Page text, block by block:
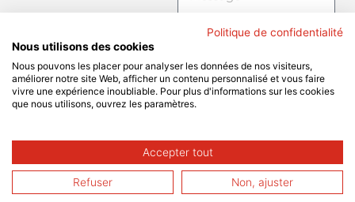
Envoyer
© 2025 Tous droits réservés
Politique de confidentialité
Nous utilisons des cookies
Nous pouvons les placer pour analyser les données de nos visiteurs,
améliorer notre site Web, afficher un contenu personnalisé et vous faire
vivre une expérience inoubliable. Pour plus d'informations sur les cookies
que nous utilisons, ouvrez les paramètres.
Accepter tout
Refuser Non, ajuster